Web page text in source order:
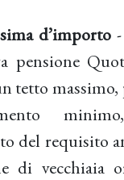
d’importo
pensione
tetto massimo,
del requisito
di vecchiaia